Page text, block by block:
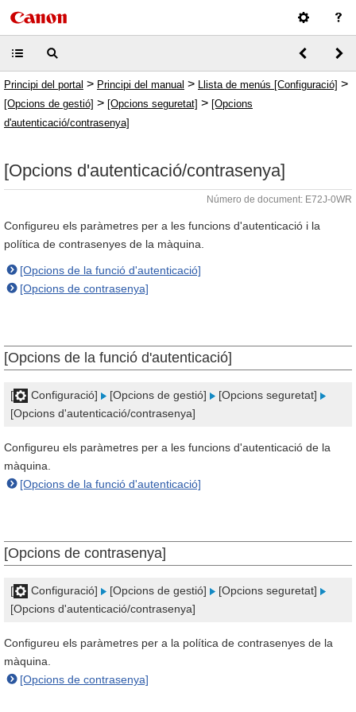
Principi del portal > Principi del manual > Llista de menús [Configuració] >
[Opcions de gestió] > [Opcions seguretat] > [Opcions
d'autenticació/contrasenya]
[Opcions d'autenticació/contrasenya]
Número de document: E72J-0WR
Configureu els paràmetres per a les funcions d'autenticació i la
política de contrasenyes de la màquina.
[Opcions de la funció d'autenticació]
[Opcions de contrasenya]
[Opcions de la funció d'autenticació]
[ Configuració] [Opcions de gestió]
[Opcions seguretat]
[Opcions d'autenticació/contrasenya]
Configureu els paràmetres per a les funcions d'autenticació de la
màquina.
[Opcions de la funció d'autenticació]
[Opcions de contrasenya]
[ Configuració] [Opcions de gestió]
[Opcions seguretat]
[Opcions d'autenticació/contrasenya]
Configureu els paràmetres per a la política de contrasenyes de la
màquina.
[Opcions de contrasenya]